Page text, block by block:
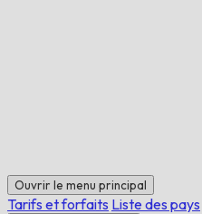
Ouvrir le menu principal
Tarifs et forfaits Liste des pays